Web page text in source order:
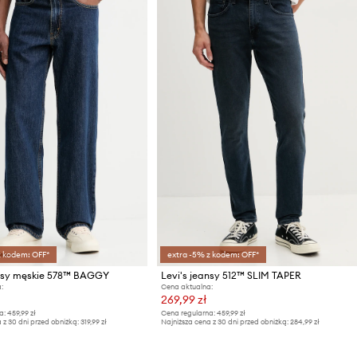
OFF*
męskie 578™ BAGGY
459,99 zł
z 30 dni przed obniżką: 319,99 zł
extra -5% z kodem: OFF*
Levi's jeansy 512™ SLIM TAPER
Cena aktualna:
269,99 zł
Cena regularna: 459,99 zł
Najniższa cena z 30 dni przed obniżką: 284,99 zł